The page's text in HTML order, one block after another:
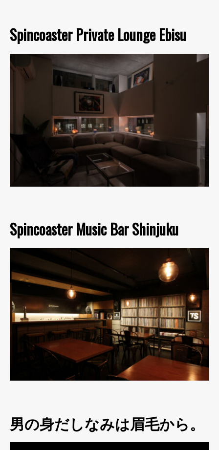
Spincoaster Private Lounge Ebisu
Spincoaster Music Bar Shinjuku
男の身だしなみは眉毛から。